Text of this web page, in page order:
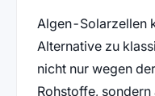
Algen-Solarzellen
Alternative zu
nicht nur wegen
Rohstoffe,